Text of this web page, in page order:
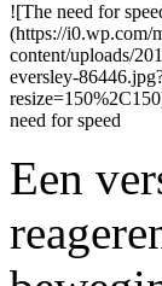
![The need for
(https://i0.wp.com/
content/uploads/
eversley-
need for speed
Een